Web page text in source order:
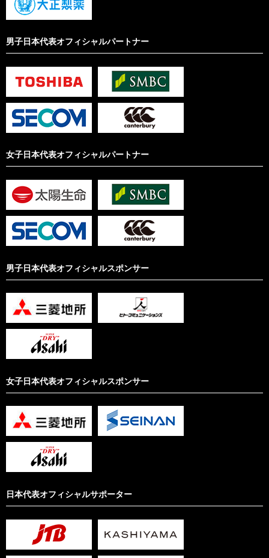
男子日本代表オフィシャルパートナー
女子日本代表オフィシャルパートナー
男子日本代表オフィシャルスポンサー
女子日本代表オフィシャルスポンサー
日本代表オフィシャルサポーター